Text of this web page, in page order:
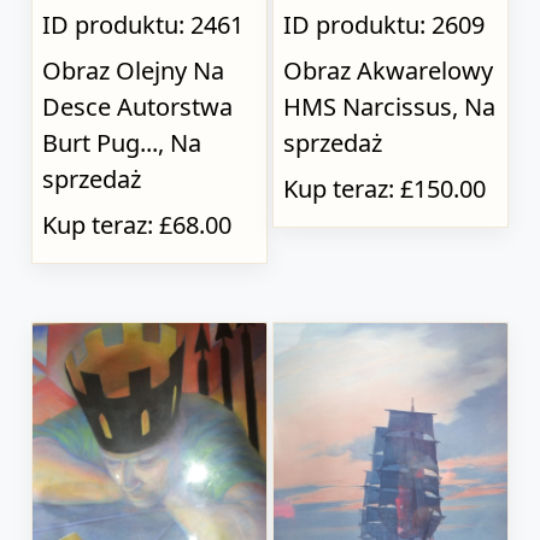
ID produktu: 2461
Obraz Olejny Na
Desce Autorstwa
Burt Pug..., Na
sprzedaż
Kup teraz: £68.00
ID produktu: 2609
Obraz Akwarelowy
HMS Narcissus, Na
sprzedaż
Kup teraz: £150.00